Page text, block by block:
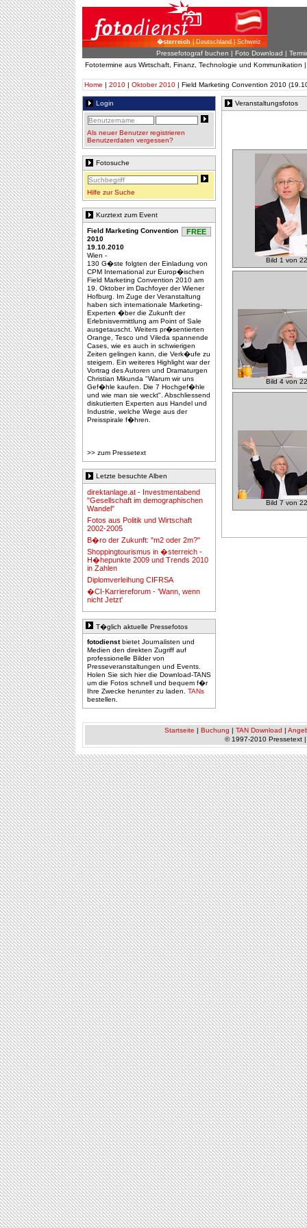
�sterreich| Deutschland | Schweiz
Pressefotograf buchen | Foto Download |
Fototermine aus Wirtschaft, Finanz, Technologie und Kommunikation
Home | 2010 | Oktober 2010 | Field Marketing Convention 2010
Login
Als neuer Benutzer registrieren
Benutzerdaten vergessen?
Fotosuche
Hilfe zur Suche
Kurztext zum Event
FREE
Field Marketing Convention
2010
19.10.2010
Wien -
130 G�ste folgten der Einladung von
CPM International zur Europ�ischen
Field Marketing Convention 2010 am
19. Oktober im Dachfoyer der Wiener
Hofburg. Im Zuge der Veranstaltung
haben sich internationale Marketing-
Experten �ber die Zukunft der
Erlebnisvermittlung am Point of Sale
ausgetauscht. Weiters pr�sentierten
Orange, Tesco und Vileda spannende
Cases, wie es auch in schwierigen
Zeiten gelingen kann, die Verk�ufe zu
steigern. Ein weiteres Highlight war der
Vortrag des Autoren und Dramaturgen
Christian Mikunda "Warum wir uns
Gef�hle kaufen. Die 7 Hochgef�hle
und wie man sie weckt". Abschliessend
diskutierten Experten aus Handel und
Industrie, welche Wege aus der
Preisspirale f�hren.
>> zum Pressetext
Letzte besuchte Alben
direktanlage.at - Investmentabend
"Gesellschaft im demographischen
Wandel"
Fotos aus Politik und Wirtschaft
2002-2005
B�ro der Zukunft: "m2 oder 2m?"
Shoppingtourismus in �sterreich -
H�hepunkte 2009 und Trends 2010
in Zahlen
Diplomverleihung CIFRSA
�CI-Karriereforum - 'Wann, wenn
nicht Jetzt'
T�glich aktuelle Pressefotos
fotodienstbietet Journalisten und
Medien den direkten Zugriff auf
professionelle Bilder von
Presseveranstaltungen und Events.
Holen Sie sich hier die Download-TANS
um die Fotos schnell und bequem f�r
Ihre Zwecke herunter zu laden. TANs
bestellen.
Veranstaltungsfotos
Bild 1 von
Bild 4 von
Bild 7 von
Startseite | Buchung | TAN Download |
© 1997-2010 Pressetext